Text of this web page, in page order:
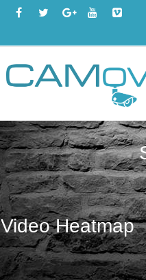
Video Heatmap